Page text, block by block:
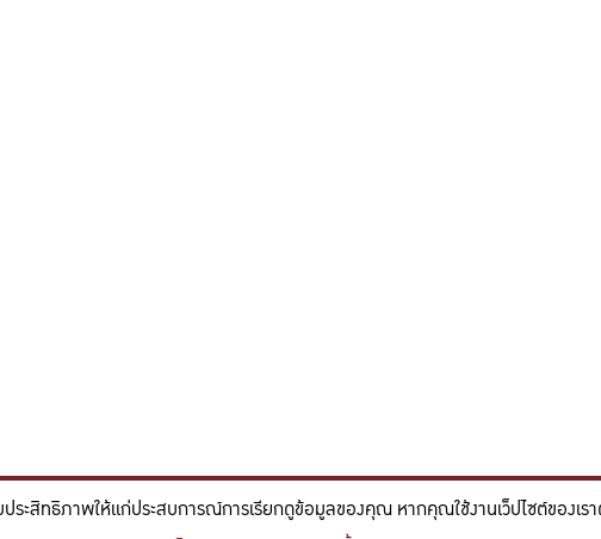
และวิศวกรรม ที่มีจิตสำนึกในความรับผิดชอบ ขับเคลื่อนความสำเร็จที่ยั่งยืน
ประสิทธิภาพให้แก่ประสบการณ์การเรียกดูข้อมูลของคุณ หากคุณใช้งานเว็ปไซต์ของ